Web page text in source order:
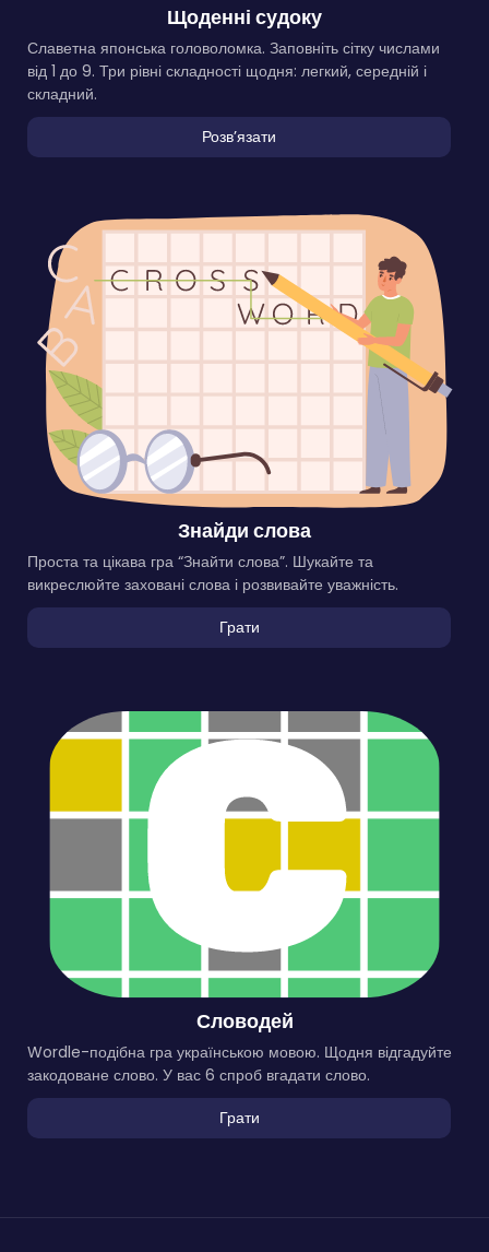
Щоденні судоку
Славетна японська головоломка. Заповніть сітку числами
від 1 до 9. Три рівні складності щодня: легкий, середній і
складний.
Розвʼязати
Знайди слова
Проста та цікава гра “Знайти слова”. Шукайте та
викреслюйте заховані слова і розвивайте уважність.
Грати
Словодей
Wordle-подібна гра українською мовою. Щодня відгадуйте
закодоване слово. У вас 6 спроб вгадати слово.
Грати